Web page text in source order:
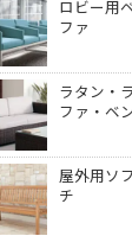
ロビー用
ファ
ラタン・
ファ・ベ
屋外用ソ
チ